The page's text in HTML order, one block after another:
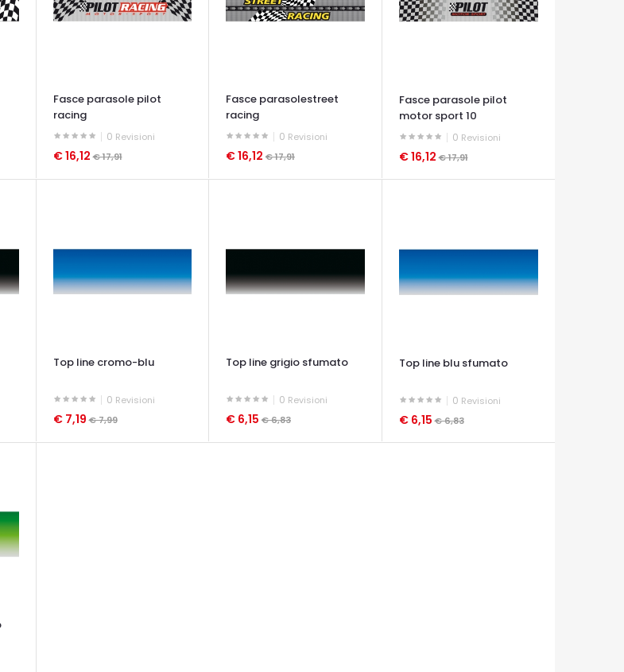
Fasce parasole pilot
racing
0 Revisioni
€ 16,12€ 17,91
OCCHIATA VELOCE
Fasce parasolestreet
racing
0 Revisioni
€ 16,12 € 17,91
OCCHIATA VELOCE
Fasce parasole pilot
motor sport 10
0 Revisioni
€ 16,12€ 17,91
OCCHIATA VELOCE
Top line cromo-blu
0 Revisioni
€ 7,19€ 7,99
OCCHIATA VELOCE
Top line grigio sfumato
0 Revisioni
€ 6,15 € 6,83
OCCHIATA VELOCE
Top line blu sfumato
0 Revisioni
€ 6,15€ 6,83
OCCHIATA VELOCE